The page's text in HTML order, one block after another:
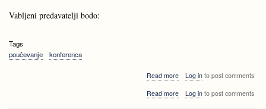
Vabljeni predavatelji bodo:
Tags
poučevanje
konferenca
Read moreabout
Mednarodna
Log into post comments
Read moreabout
Log into post comments